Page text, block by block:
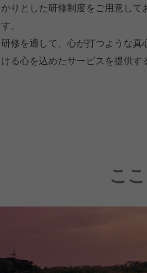
かりとした研修制度をご用意し
す。
研修を通して、心が打つような真
ける心を込めたサービスを提供
こ